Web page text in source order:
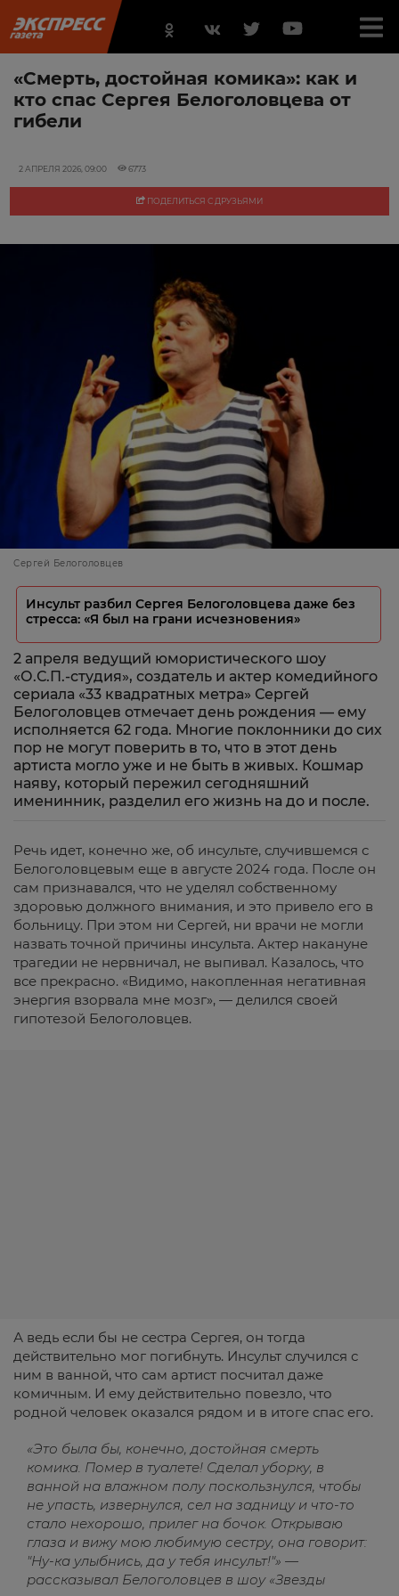
«Смерть, достойная комика»: как и
кто спас Сергея Белоголовцева от
гибели
2 АПРЕЛЯ 2026, 09:00 6773
ПОДЕЛИТЬСЯ С ДРУЗЬЯМИ
Сергей Белоголовцев
Инсульт разбил Сергея Белоголовцева даже без
стресса: «Я был на грани исчезновения»
2 апреля ведущий юмористического шоу
«О.С.П.-студия», создатель и актер комедийного
сериала «33 квадратных метра» Сергей
Белоголовцев отмечает день рождения — ему
исполняется 62 года. Многие поклонники до сих
пор не могут поверить в то, что в этот день
артиста могло уже и не быть в живых. Кошмар
наяву, который пережил сегодняшний
именинник, разделил его жизнь на до и после.
Речь идет, конечно же, об инсульте, случившемся с
Белоголовцевым еще в августе 2024 года. После он
сам признавался, что не уделял собственному
здоровью должного внимания, и это привело его в
больницу. При этом ни Сергей, ни врачи не могли
назвать точной причины инсульта. Актер накануне
трагедии не нервничал, не выпивал. Казалось, что
все прекрасно. «Видимо, накопленная негативная
энергия взорвала мне мозг», — делился своей
гипотезой Белоголовцев.
А ведь если бы не сестра Сергея, он тогда
действительно мог погибнуть. Инсульт случился с
ним в ванной, что сам артист посчитал даже
комичным. И ему действительно повезло, что
родной человек оказался рядом и в итоге спас его.
«Это была бы, конечно, достойная смерть
комика. Помер в туалете! Сделал уборку, в
ванной на влажном полу поскользнулся, чтобы
не упасть, извернулся, сел на задницу и что-то
стало нехорошо, прилег на бочок. Открываю
глаза и вижу мою любимую сестру, она говорит:
"Ну-ка улыбнись, да у тебя инсульт!"» —
рассказывал Белоголовцев в шоу «Звезды